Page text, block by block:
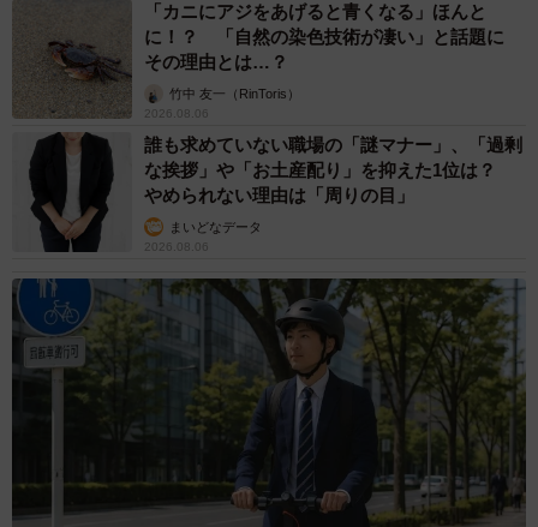
「カニにアジをあげると青くなる」ほんと
に！？ 「自然の染色技術が凄い」と話題に
その理由とは…？
竹中 友一（RinToris）
2026.08.06
誰も求めていない職場の「謎マナー」、「過剰
な挨拶」や「お土産配り」を抑えた1位は？
やめられない理由は「周りの目」
まいどなデータ
2026.08.06